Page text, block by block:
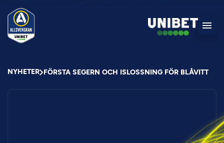
NYHETER FÖRSTA SEGERN OCH ISLOSSNING FÖR BLÅVITT